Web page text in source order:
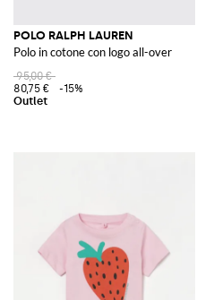
POLO RALPH LAUREN
Polo in cotone con logo all-over
95,00 €
80,75 €
-15%